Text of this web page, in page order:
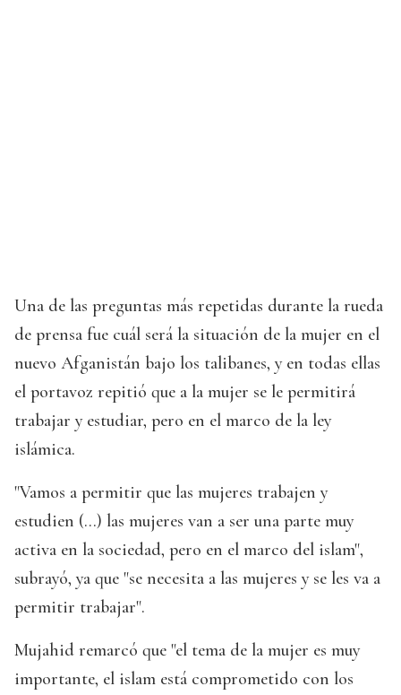
Una de las preguntas más repetidas durante la rueda
de prensa fue cuál será la situación de la mujer en el
nuevo Afganistán bajo los talibanes, y en todas ellas
el portavoz repitió que a la mujer se le permitirá
trabajar y estudiar, pero en el marco de la ley
islámica.
"Vamos a permitir que las mujeres trabajen y
estudien (...) las mujeres van a ser una parte muy
activa en la sociedad, pero en el marco del islam",
subrayó, ya que "se necesita a las mujeres y se les va a
permitir trabajar".
Mujahid remarcó que "el tema de la mujer es muy
importante, el islam está comprometido con los